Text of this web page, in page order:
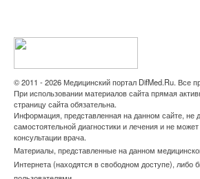
© 2011 - 2026 Медицинский портал DifMed.Ru. Все
При использовании материалов сайта прямая
страницу сайта обязательна.
Информация, представленная на данном сайте, не
самостоятельной диагностики и лечения и не
консультации врача.
Материалы, представленные на данном
Интернета (находятся в свободном доступе), либо